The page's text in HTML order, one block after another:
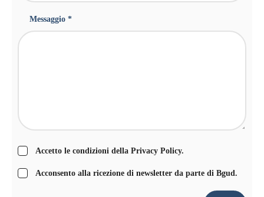
Messaggio *
Accetto le condizioni della Privacy Policy.
Acconsento alla ricezione di newsletter da parte di Bgud.